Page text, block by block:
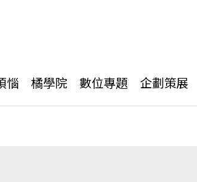
惱 橘學院 數位專題 企劃策展